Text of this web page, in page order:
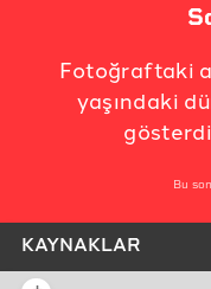
Fotoğraftaki
yaşındaki
Bu
KAYNAKLAR